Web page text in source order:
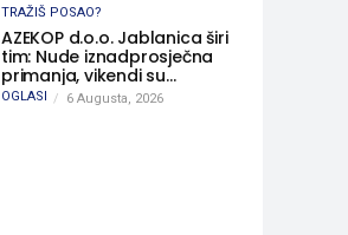
TRAŽIŠ POSAO?
AZEKOP d.o.o. Jablanica širi
tim: Nude iznadprosječna
primanja, vikendi su
slobodni, traži se više
OGLASI 6 Augusta, 2026